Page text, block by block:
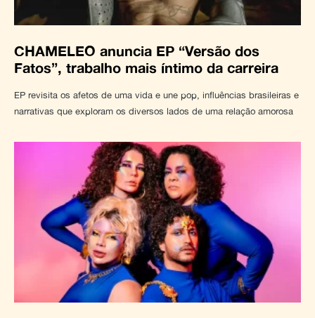
CHAMELEO anuncia EP “Versão dos
Fatos”, trabalho mais íntimo da carreira
EP revisita os afetos de uma vida e une pop, influências brasileiras e
narrativas que exploram os diversos lados de uma relação amorosa